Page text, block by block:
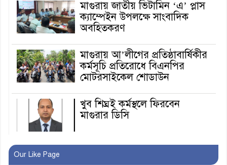
মাগুরায় জাতীয় ভিটামিন ‘এ’ প্লাস
ক্যাম্পেইন উপলক্ষে সাংবাদিক
অবহিতকরণ
মাগুরায় আ’লীগের প্রতিষ্ঠাবার্ষিকীর
কর্মসূচি প্রতিরোধে বিএনপির
মোটরসাইকেল শোডাউন
খুব শিঘ্রই কর্মস্থলে ফিরবেন
মাগুরার ডিসি
মহম্মদপুর থানার ওসিকে ক্লোজ
Our Like Page